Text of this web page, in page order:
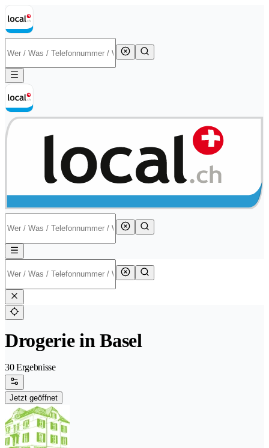
Drogerie in Basel
30 Ergebnisse
Jetzt geöffnet